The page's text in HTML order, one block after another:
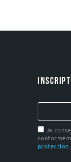
Je
protection